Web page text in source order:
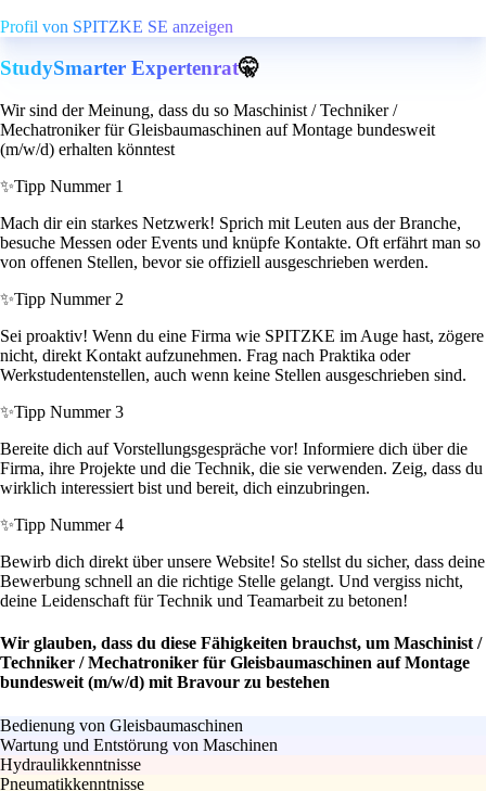
Profil von SPITZKE SE anzeigen
StudySmarter Expertenrat🤫
Wir sind der Meinung, dass du so Maschinist / Techniker /
Mechatroniker für Gleisbaumaschinen auf Montage bundesweit
(m/w/d) erhalten könntest
✨Tipp Nummer 1
Mach dir ein starkes Netzwerk! Sprich mit Leuten aus der Branche,
besuche Messen oder Events und knüpfe Kontakte. Oft erfährt man so
von offenen Stellen, bevor sie offiziell ausgeschrieben werden.
✨Tipp Nummer 2
Sei proaktiv! Wenn du eine Firma wie SPITZKE im Auge hast, zögere
nicht, direkt Kontakt aufzunehmen. Frag nach Praktika oder
Werkstudentenstellen, auch wenn keine Stellen ausgeschrieben sind.
✨Tipp Nummer 3
Bereite dich auf Vorstellungsgespräche vor! Informiere dich über die
Firma, ihre Projekte und die Technik, die sie verwenden. Zeig, dass du
wirklich interessiert bist und bereit, dich einzubringen.
✨Tipp Nummer 4
Bewirb dich direkt über unsere Website! So stellst du sicher, dass deine
Bewerbung schnell an die richtige Stelle gelangt. Und vergiss nicht,
deine Leidenschaft für Technik und Teamarbeit zu betonen!
Wir glauben, dass du diese Fähigkeiten brauchst, um Maschinist /
Techniker / Mechatroniker für Gleisbaumaschinen auf Montage
bundesweit (m/w/d) mit Bravour zu bestehen
Bedienung von Gleisbaumaschinen
Wartung und Entstörung von Maschinen
Hydraulikkenntnisse
Pneumatikkenntnisse